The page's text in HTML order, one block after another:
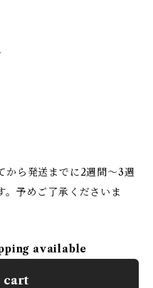
から発送までに2週間〜3週
。予めご了承くださいま
available
cart